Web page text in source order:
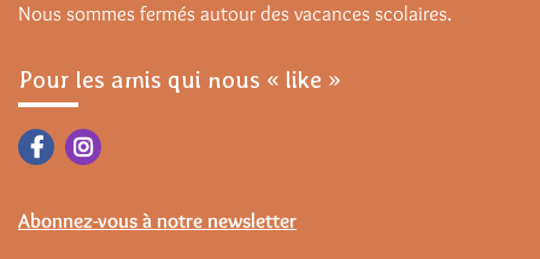
Nous sommes fermés autour des vacances scolaires.
Pour les amis qui nous « like »
Abonnez-vous à notre newsletter